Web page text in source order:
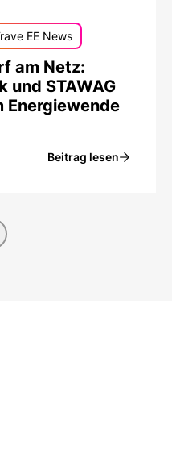
EE News
am Netz:
und STAWAG
Energiewende
Beitrag lesen